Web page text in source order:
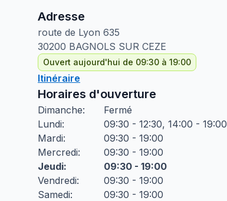
Adresse
route de Lyon 635
30200 BAGNOLS SUR CEZE
Ouvert aujourd'hui de 09:30 à 19:00
Itinéraire
Horaires d'ouverture
Dimanche:
Fermé
Lundi:
09:30 - 12:30, 14:00 - 19:00
Mardi:
09:30 - 19:00
Mercredi:
09:30 - 19:00
Jeudi:
09:30 - 19:00
Vendredi:
09:30 - 19:00
Samedi: 09:30 - 19:00